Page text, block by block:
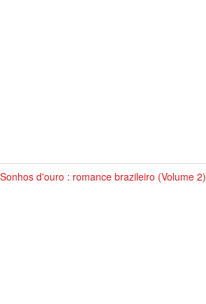
Sonhos d'ouro : romance brazileiro (Volume 2)